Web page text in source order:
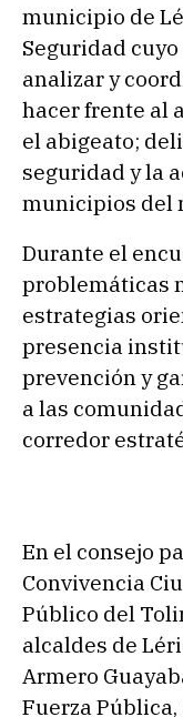
municipio de
Seguridad
analizar y
hacer frente al
el abigeato;
seguridad y la
municipios del
Durante el
problemáticas
estrategias
presencia
prevención y
a las
corredor
En el consejo
Convivencia
Público del
alcaldes de
Armero
Fuerza